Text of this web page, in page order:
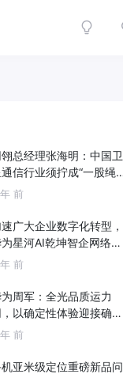
翎总经理张海明：中国卫
信行业须拧成“一股绳”
打造垂直产业链
前
广大企业数字化转型，
星河AI乾坤智企网络解
案亮相2024中国国际信
前
周军：全光品质运力
以确定性体验迎接确定
智能时代
前
亚米级定位重磅新品问